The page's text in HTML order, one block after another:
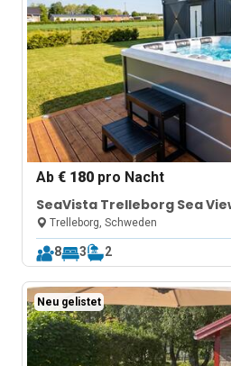
Ab€ 180 pro Nacht
SeaVista Trelleborg Sea
Trelleborg, Schweden
8 3 2
Neu gelistet